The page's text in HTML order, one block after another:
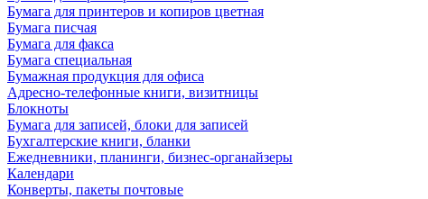
Бумага для принтеров и копиров цветная
Бумага писчая
Бумага для факса
Бумага специальная
Бумажная продукция для офиса
Адресно-телефонные книги, визитницы
Блокноты
Бумага для записей, блоки для записей
Бухгалтерские книги, бланки
Ежедневники, планинги, бизнес-органайзеры
Календари
Конверты, пакеты почтовые